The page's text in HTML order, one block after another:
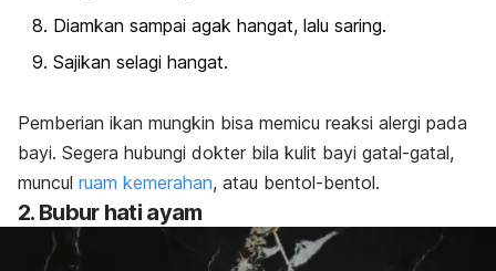
Diamkan sampai agak hangat, lalu saring.
Sajikan selagi hangat.
Pemberian ikan mungkin bisa memicu reaksi alergi pada
bayi. Segera hubungi dokter bila kulit bayi gatal-gatal,
muncul ruam kemerahan, atau bentol-bentol.
2. Bubur hati ayam